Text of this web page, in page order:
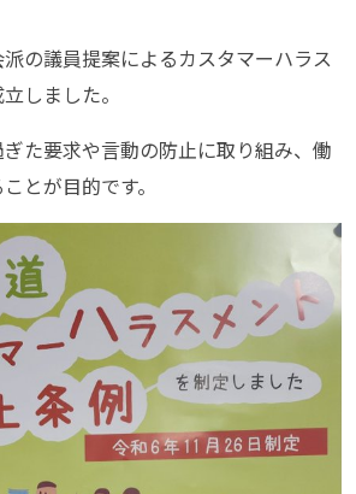
の議員提案によるカスタマーハラス
しました。
た要求や言動の防止に取り組み、働
とが目的です。